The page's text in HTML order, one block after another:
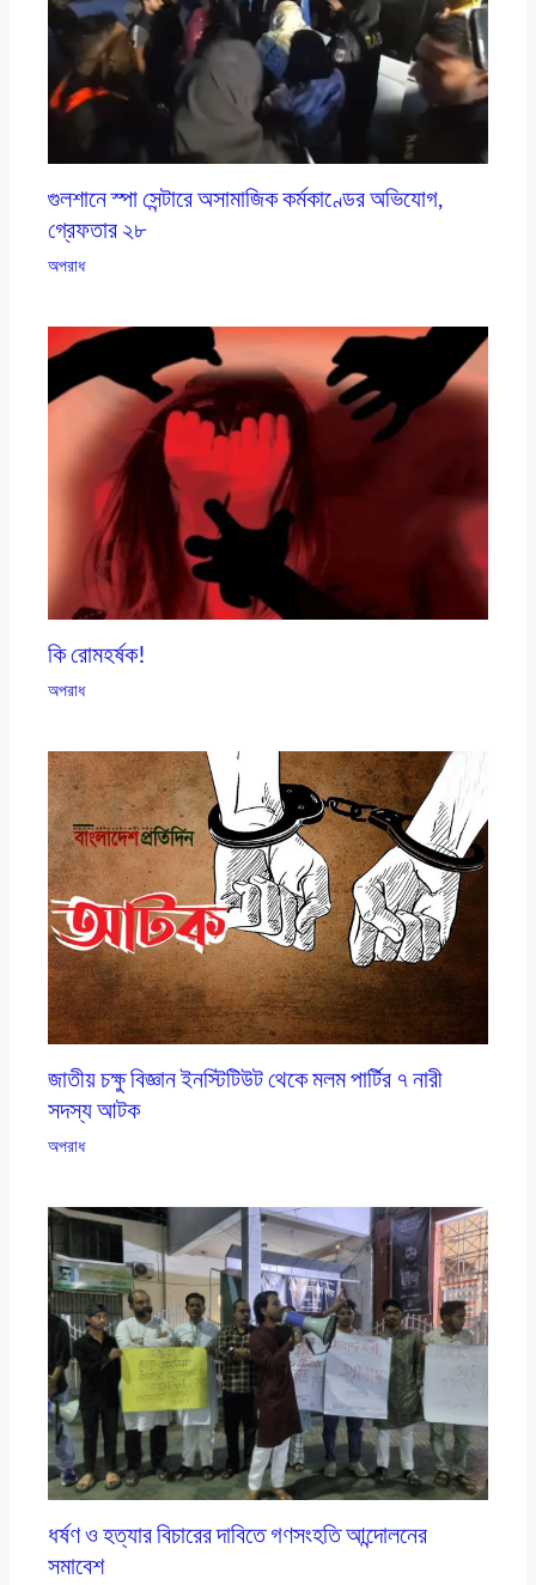
গুলশানে স্পা সেন্টারে অসামাজিক কর্মকাণ্ডের অভিযোগ,
গ্রেফতার ২৮
অপরাধ
কি রোমহর্ষক!
অপরাধ
জাতীয় চক্ষু বিজ্ঞান ইনস্টিটিউট থেকে মলম পার্টির ৭ নারী
সদস্য আটক
অপরাধ
ধর্ষণ ও হত্যার বিচারের দাবিতে গণসংহতি আন্দোলনের
সমাবেশ